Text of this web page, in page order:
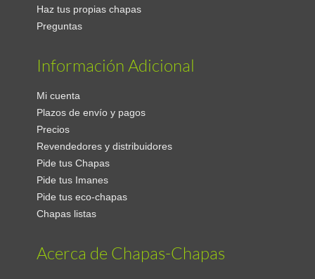
Haz tus propias chapas
Preguntas
Información Adicional
Mi cuenta
Plazos de envío y pagos
Precios
Revendedores y distribuidores
Pide tus Chapas
Pide tus Imanes
Pide tus eco-chapas
Chapas listas
Acerca de Chapas-Chapas